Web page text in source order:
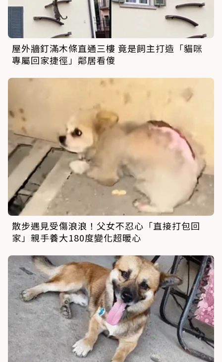
屋外牆釘滿木條直通三樓 竟是飼主打造「貓咪
專屬回家捷徑」鄰居看傻
散步遇見受傷浪浪！父女不忍心「直接打包回
家」親手養大180度變化超暖心